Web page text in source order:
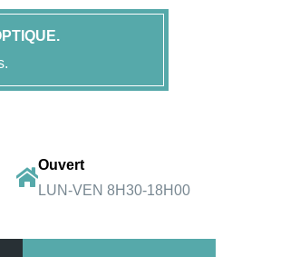
Ouvert
LUN-VEN 8H30-18H00